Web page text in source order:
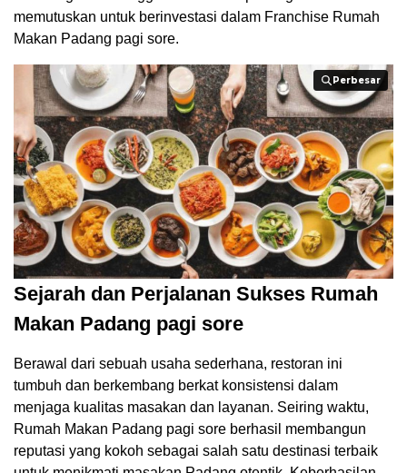
memutuskan untuk berinvestasi dalam Franchise Rumah
Makan Padang pagi sore.
Perbesar
Perbesar
Sejarah dan Perjalanan Sukses Rumah
Makan Padang pagi sore
Berawal dari sebuah usaha sederhana, restoran ini
tumbuh dan berkembang berkat konsistensi dalam
menjaga kualitas masakan dan layanan. Seiring waktu,
Rumah Makan Padang pagi sore berhasil membangun
reputasi yang kokoh sebagai salah satu destinasi terbaik